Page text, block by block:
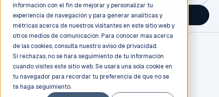
información con el fin de mejorar y personalizar tu
experiencia de navegación y para generar analíticas y
métricas acerca de nuestros visitantes en este sitio web y
otros medios de comunicación. Para conocer más acerca
de las cookies, consulta nuestro aviso de privacidad.
Si rechazas, no se hará seguimiento de tu información
cuando visites este sitio web. Se usará una sola cookie en
tu navegador para recordar tu preferencia de que no se
te haga seguimiento.
Talk to an engineer →
ODOO